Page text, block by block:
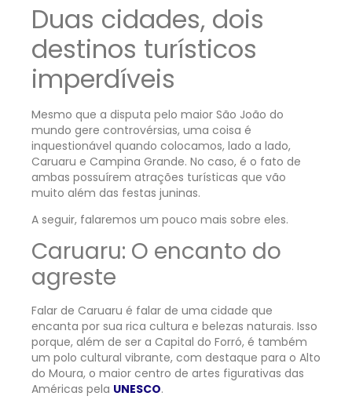
Duas cidades, dois
destinos turísticos
imperdíveis
Mesmo que a disputa pelo maior São João do
mundo gere controvérsias, uma coisa é
inquestionável quando colocamos, lado a lado,
Caruaru e Campina Grande. No caso, é o fato de
ambas possuírem atrações turísticas que vão
muito além das festas juninas.
A seguir, falaremos um pouco mais sobre eles.
Caruaru: O encanto do
agreste
Falar de Caruaru é falar de uma cidade que
encanta por sua rica cultura e belezas naturais. Isso
porque, além de ser a Capital do Forró, é também
um polo cultural vibrante, com destaque para o Alto
do Moura, o maior centro de artes figurativas das
Américas pela UNESCO.